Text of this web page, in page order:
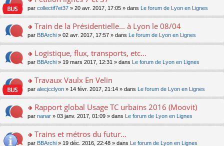
c
e
nt
pl
u
ré
c
e
nt
n
le
pl
u
ré
c
e
nt
a
g
e
n
n
le
pl
u
ré
c
e
nt
e
a
g
e
n
n
le
pl
u
ré
c
e
nt
ult
er
le
m
e
a
g
e
n
n
le
pl
u
ré
o
n
ult
er
le
m
e
a
g
e
n
n
le
pl
par collectif7et37 » 20 avr. 2017, 17:05 » dans Le forum de Lyon en Lignes
o
n
ult
er
le
m
e
a
g
e
n
Train de la Présidentielle... à Lyon le 08/04
par BBArchi » 02 avr. 2017, 17:57 » dans Le forum de Lyon en Lignes
o
n
ult
er
le
m
e
a
g
Logistique, flux, transports, etc...
par BBArchi » 19 mars 2017, 12:31 » dans Le forum de Lyon en Lignes
o
n
ult
er
le
m
e
Travaux Vaulx En Velin
par alecjcclyon » 14 févr. 2017, 21:14 » dans Le forum de Lyon en Lignes
o
n
ult
Rapport global Usage TC urbains 2016 (Moovit)
par nanar » 03 janv. 2017, 01:09 » dans Le forum de Lyon en Lignes
o
Trains et métros du futur...
par BBArchi » 19 déc. 2016, 22:48 » dans Le forum de Lyon en Lignes